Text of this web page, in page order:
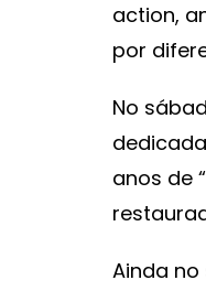
action,
por
No
anos de
Ainda